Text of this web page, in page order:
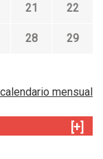
21 22
28 29
mensual
[+]